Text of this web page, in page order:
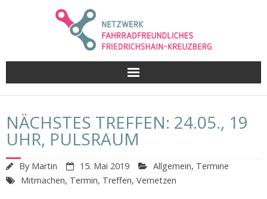
NÄCHSTES TREFFEN: 24.05., 19
UHR, PULSRAUM
By Martin 15. Mai 2019 Allgemein, Termine
Mitmachen, Termin, Treffen, Vernetzen